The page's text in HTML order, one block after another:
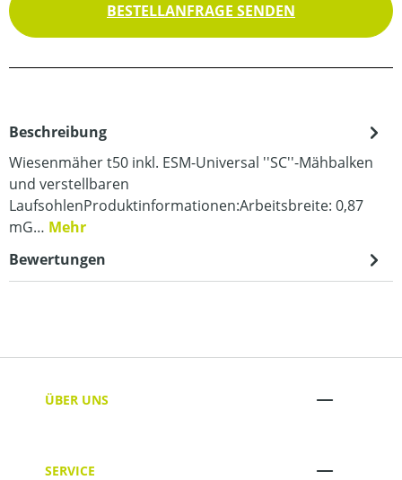
BESTELLANFRAGE SENDEN
Beschreibung
Wiesenmäher t50 inkl. ESM-Universal ''SC''-Mähbalken
und verstellbaren
LaufsohlenProduktinformationen:Arbeitsbreite: 0,87
mG… Mehr
Bewertungen
ÜBER UNS
SERVICE